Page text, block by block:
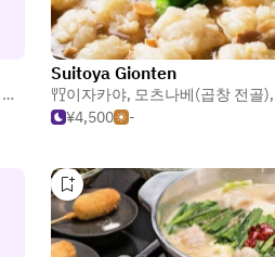
Suitoya Gionten
이자카야, 모츠나베(곱창 전골),
¥4,500
-